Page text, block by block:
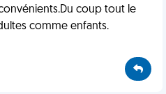
coup tout le
comme enfants.